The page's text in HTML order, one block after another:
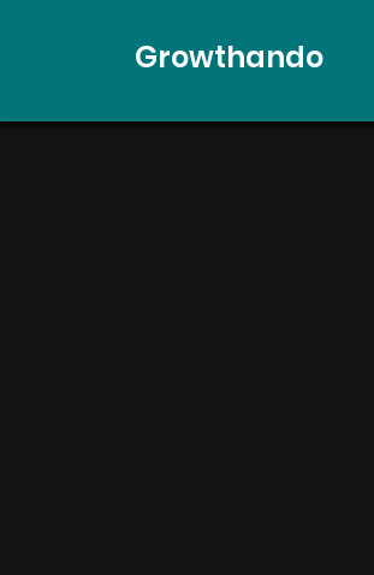
Growthando